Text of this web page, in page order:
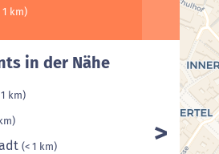
1 km)
in der Nähe
km)
(< 1 km)